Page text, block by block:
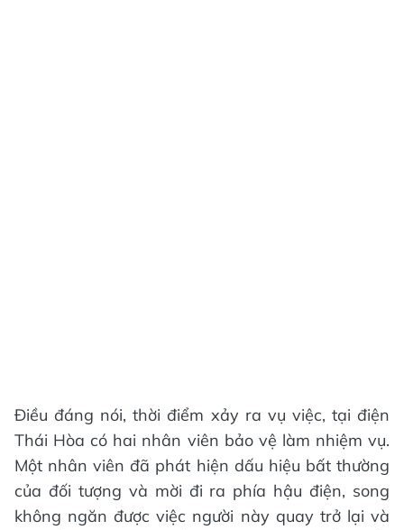
Điều đáng nói, thời điểm xảy ra vụ việc, tại điện
Thái Hòa có hai nhân viên bảo vệ làm nhiệm vụ.
Một nhân viên đã phát hiện dấu hiệu bất thường
của đối tượng và mời đi ra phía hậu điện, song
không ngăn được việc người này quay trở lại và